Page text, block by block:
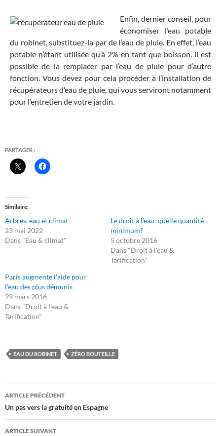
Enfin, dernier conseil, pour
économiser l’eau potable
du robinet, substituez-la par de l’eau de pluie. En effet, l’eau
potable n’étant utilisée qu’à 2% en tant que boisson, il est
possible de la remplacer par l’eau de pluie pour d’autre
fonction. Vous devez pour cela procéder à l’installation de
récupérateurs d’eau de pluie, qui vous serviront notamment
pour l’entretien de votre jardin.
PARTAGER :
Similaire
Arbres, eau et climat
23 mai 2022
Dans "Eau & climat"
Le droit à l’eau: quelle quantité
minimum?
5 octobre 2016
Dans "Droit à l'eau &
Tarification"
Paris augmente l’aide pour
l’eau des plus démunis
29 mars 2016
Dans "Droit à l'eau &
Tarification"
EAU DU ROBINET ZÉRO BOUTEILLE
Navigation
des
articles
ARTICLE PRÉCÉDENT
Un pas vers la gratuité en Espagne
ARTICLE SUIVANT